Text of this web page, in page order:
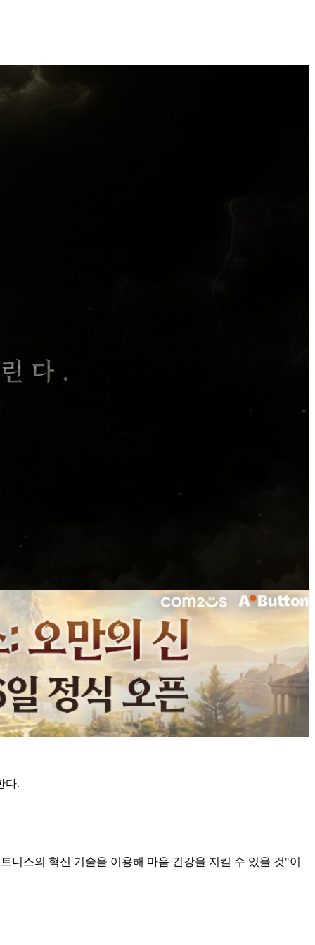
다.
스의 혁신 기술을 이용해 마음 건강을 지킬 수 있을 것"이